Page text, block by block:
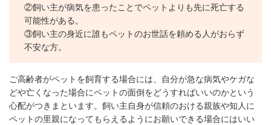
②飼い主が病気を患ったことでペットよりも先に死亡する
可能性がある。
③飼い主の身近に誰もペットのお世話を頼める人がおらず
不安な方。
ご高齢者がペットを飼育する場合には、自分が急な病気やケガな
どや亡くなった場合にペットの面倒をどうすればいいのかという
心配がつきまといます。飼い主自身が信頼のおける親族や知人に
ペットの里親になってもらえるようにお願いできる場合にはいい